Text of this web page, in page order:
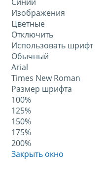
Изображения
Цветные
Отключить
Использовать шрифт
Обычный
Arial
Times New Roman
Размер шрифта
100%
125%
150%
175%
200%
Закрыть окно